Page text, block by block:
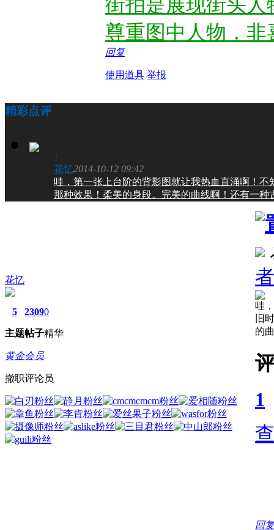
街拍是展现街头
尊重图中人物，
回复
使用道具 举报
精彩点评
花忆2014-10-12 09:42
哇，第一张上台阶的背影图就让我热血直涌啊！
那种效果！柔美的身段。完美的曲线啊！还有一
花忆
5
主题
2309
帖子
0
精华
黄金会员
撤职评论员
者
哇
旧
的
1
回复